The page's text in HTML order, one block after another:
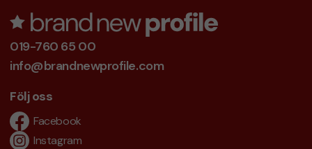
019-760 65 00
info@brandnewprofile.com
Följ oss
Facebook
Instagram